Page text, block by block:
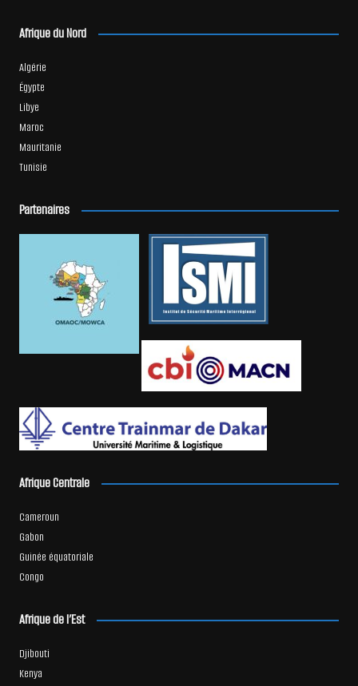
Afrique du Nord
Algérie
Égypte
Libye
Maroc
Mauritanie
Tunisie
Partenaires
Afrique Centrale
Cameroun
Gabon
Guinée équatoriale
Congo
Afrique de l’Est
Djibouti
Kenya